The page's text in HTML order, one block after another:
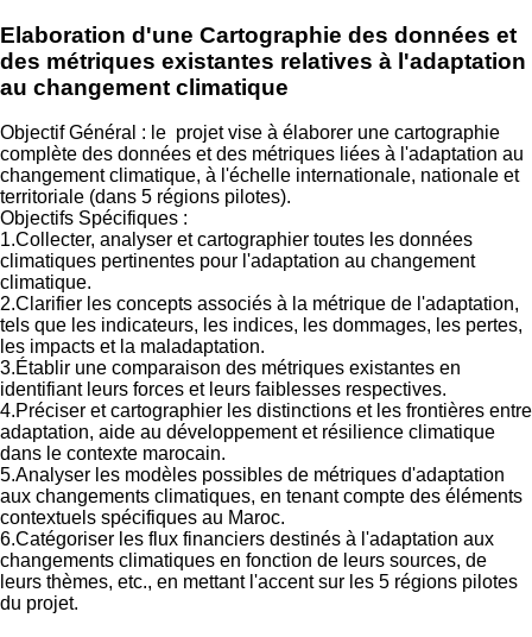
Elaboration d'une Cartographie des données et
des métriques existantes relatives à l'adaptation
au changement climatique
Objectif Général : le projet vise à élaborer une cartographie
complète des données et des métriques liées à l'adaptation au
changement climatique, à l'échelle internationale, nationale et
territoriale (dans 5 régions pilotes).
Objectifs Spécifiques :
1.Collecter, analyser et cartographier toutes les données
climatiques pertinentes pour l'adaptation au changement
climatique.
2.Clarifier les concepts associés à la métrique de l'adaptation,
tels que les indicateurs, les indices, les dommages, les pertes,
les impacts et la maladaptation.
3.Établir une comparaison des métriques existantes en
identifiant leurs forces et leurs faiblesses respectives.
4.Préciser et cartographier les distinctions et les frontières entre
adaptation, aide au développement et résilience climatique
dans le contexte marocain.
5.Analyser les modèles possibles de métriques d'adaptation
aux changements climatiques, en tenant compte des éléments
contextuels spécifiques au Maroc.
6.Catégoriser les flux financiers destinés à l'adaptation aux
changements climatiques en fonction de leurs sources, de
leurs thèmes, etc., en mettant l'accent sur les 5 régions pilotes
du projet.